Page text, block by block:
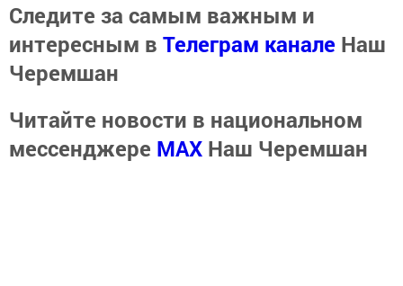
Следите за самым важным и
интересным в Телеграм канале Наш
Черемшан
Читайте новости в национальном
мессенджере MАХ Наш Черемшан